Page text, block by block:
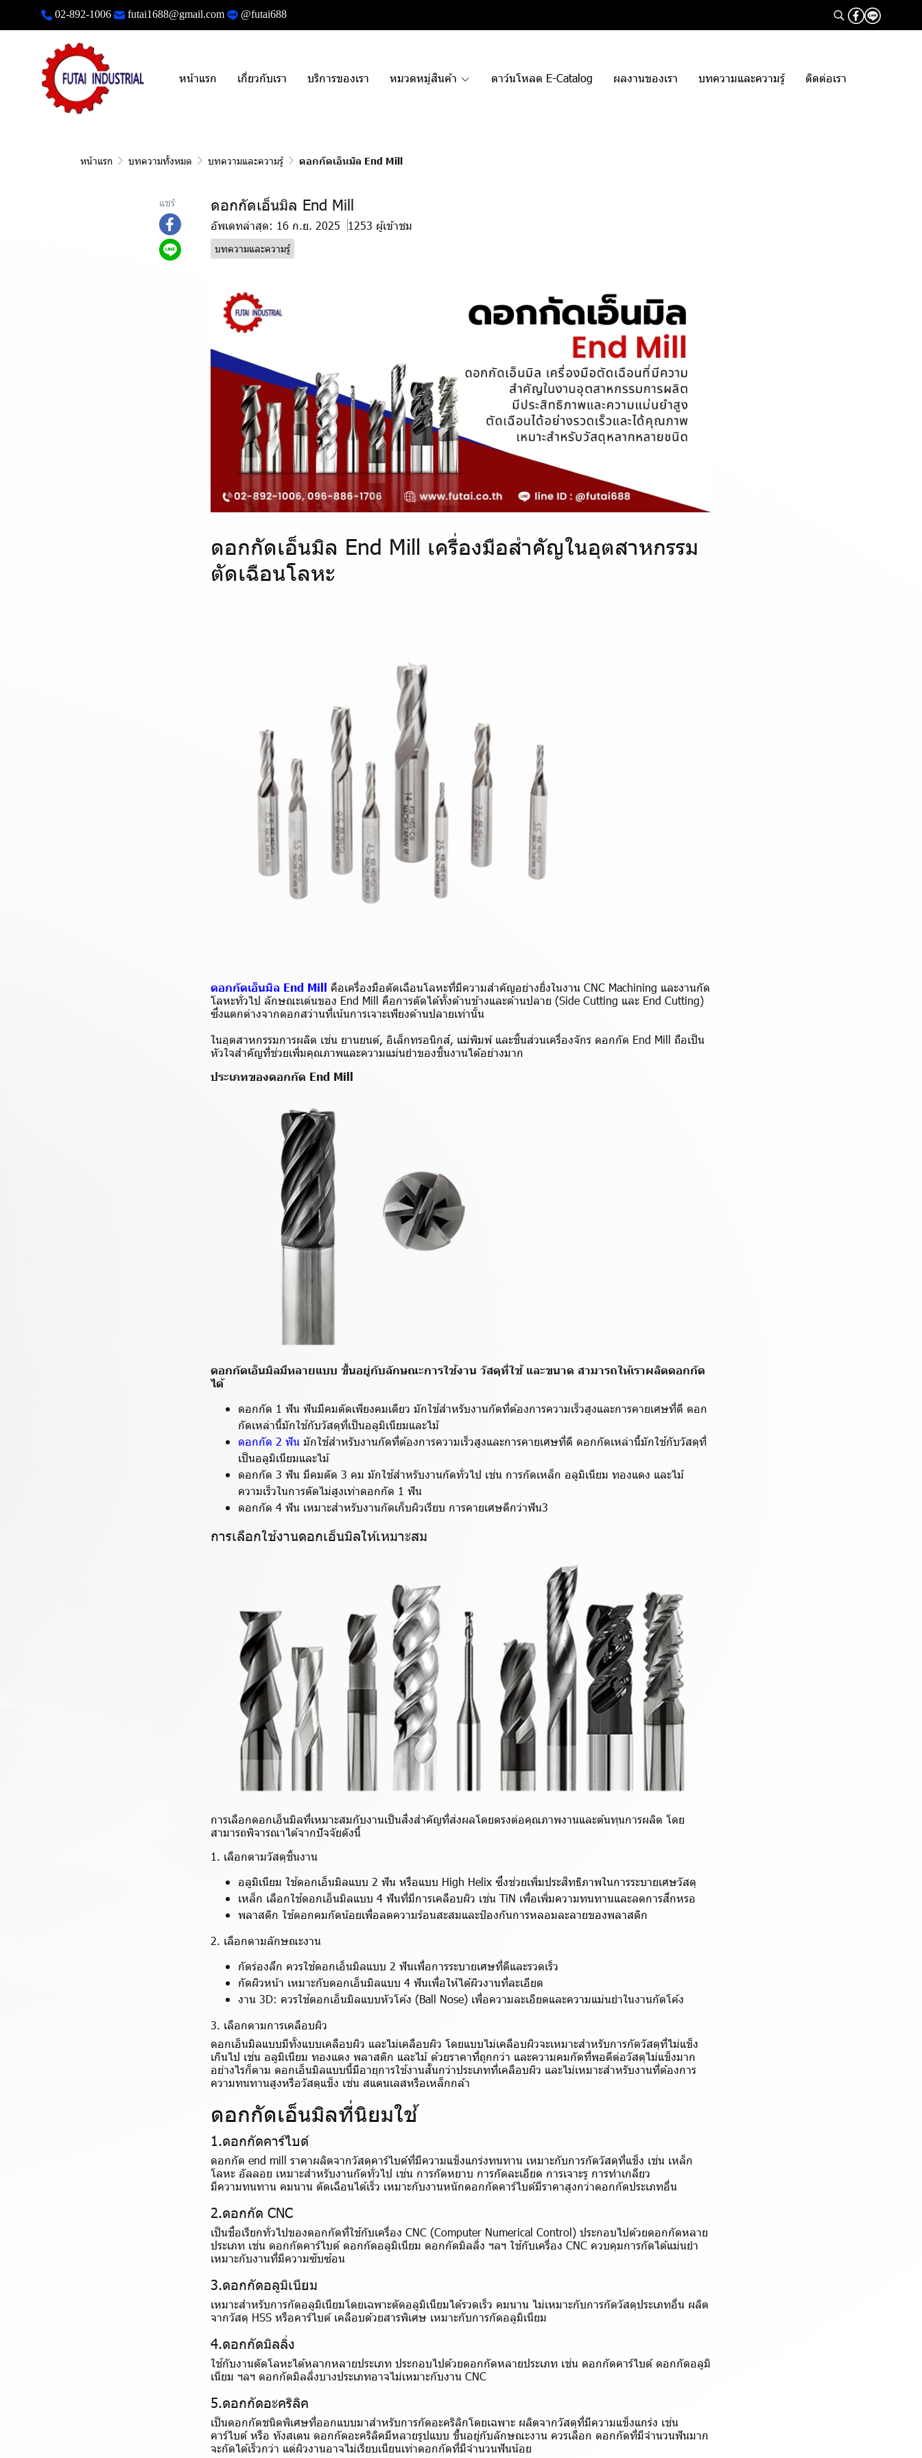
02-892-1006 futai1688@gmail.com @futai688
หน้าแรก เกี่ยวกับเรา บริการของเรา หมวดหมู่สินค้า ดาว์นโหลด E-Catalog ผลงานของเรา บทความและความรู้ ติดต่อเรา
หน้าแรก บทความทั้งหมด บทความและความรู้ ดอกกัดเอ็นมิล End Mill
แชร์ ดอกกัดเอ็นมิล End Mill
อัพเดทล่าสุด: 16 ก.ย. 2025 1253 ผู้เข้าชม
บทความและความรู้
ดอกกัดเอ็นมิล End Mill เครื่องมือสำคัญในอุตสาหกรรม
ตัดเฉือนโลหะ
ดอกกัดเอ็นมิล End Mill คือเครื่องมือตัดเฉือนโลหะที่มีความสำคัญอย่างยิ่งในงาน CNC Machining และงานกัด
โลหะทั่วไป ลักษณะเด่นของ End Mill คือการตัดได้ทั้งด้านข้างและด้านปลาย (Side Cutting และ End Cutting)
ซึ่งแตกต่างจากดอกสว่านที่เน้นการเจาะเพียงด้านปลายเท่านั้น
ในอุตสาหกรรมการผลิต เช่น ยานยนต์, อิเล็กทรอนิกส์, แม่พิมพ์ และชิ้นส่วนเครื่องจักร ดอกกัด End Mill ถือเป็น
หัวใจสำคัญที่ช่วยเพิ่มคุณภาพและความแม่นยำของชิ้นงานได้อย่างมาก
ประเภทของดอกกัด End Mill
ดอกกัดเอ็นมิลมีหลายแบบ ขึ้นอยู่กับลักษณะการใช้งาน วัสดุที่ใช้ และขนาด สามารถให้เราผลิตดอกกัด
ได้
ดอกกัด 1 ฟัน ฟันมีคมตัดเพียงคมเดียว มักใช้สำหรับงานกัดที่ต้องการความเร็วสูงและการคายเศษที่ดี ดอก
กัดเหล่านี้มักใช้กับวัสดุที่เป็นอลูมิเนียมและไม้
ดอกกัด 2 ฟัน มักใช้สำหรับงานกัดที่ต้องการความเร็วสูงและการคายเศษที่ดี ดอกกัดเหล่านี้มักใช้กับวัสดุที่
เป็นอลูมิเนียมและไม้
ดอกกัด 3 ฟัน มีคมตัด 3 คม มักใช้สำหรับงานกัดทั่วไป เช่น การกัดเหล็ก อลูมิเนียม ทองแดง และไม้
ความเร็วในการตัดไม่สูงเท่าดอกกัด 1 ฟัน
ดอกกัด 4 ฟัน เหมาะสำหรับงานกัดเก็บผิวเรียบ การคายเศษดีกว่าฟัน3
การเลือกใช้งานดอกเอ็นมิลให้เหมาะสม
การเลือกดอกเอ็นมิลที่เหมาะสมกับงานเป็นสิ่งสำคัญที่ส่งผลโดยตรงต่อคุณภาพงานและต้นทุนการผลิต โดย
สามารถพิจารณาได้จากปัจจัยดังนี้
1. เลือกตามวัสดุชิ้นงาน
อลูมิเนียม ใช้ดอกเอ็นมิลแบบ 2 ฟัน หรือแบบ High Helix ซึ่งช่วยเพิ่มประสิทธิภาพในการระบายเศษวัสดุ
เหล็ก เลือกใช้ดอกเอ็นมิลแบบ 4 ฟันที่มีการเคลือบผิว เช่น TiN เพื่อเพิ่มความทนทานและลดการสึกหรอ
พลาสติก ใช้ดอกคมกัดน้อยเพื่อลดความร้อนสะสมและป้องกันการหลอมละลายของพลาสติก
2. เลือกตามลักษณะงาน
กัดร่องลึก ควรใช้ดอกเอ็นมิลแบบ 2 ฟันเพื่อการระบายเศษที่ดีและรวดเร็ว
กัดผิวหน้า เหมาะกับดอกเอ็นมิลแบบ 4 ฟันเพื่อให้ได้ผิวงานที่ละเอียด
งาน 3D: ควรใช้ดอกเอ็นมิลแบบหัวโค้ง (Ball Nose) เพื่อความละเอียดและความแม่นยำในงานกัดโค้ง
3. เลือกตามการเคลือบผิว
ดอกเอ็นมิลแบบมีทั้งแบบเคลือบผิว และไม่เคลือบผิว โดยแบบไม่เคลือบผิวจะเหมาะสำหรับการกัดวัสดุที่ไม่แข็ง
เกินไป เช่น อลูมิเนียม ทองแดง พลาสติก และไม้ ด้วยราคาที่ถูกกว่า และความคมกัดที่พอดีต่อวัสดุไม่แข็งมาก
อย่างไรก็ตาม ดอกเอ็นมิลแบบนี้มีอายุการใช้งานสั้นกว่าประเภทที่เคลือบผิว และไม่เหมาะสำหรับงานที่ต้องการ
ความทนทานสูงหรือวัสดุแข็ง เช่น สแตนเลสหรือเหล็กกล้า
ดอกกัดเอ็นมิลที่นิยมใช้
1.ดอกกัดคาร์ไบด์
ดอกกัด end mill ราคาผลิตจากวัสดุคาร์ไบด์ที่มีความแข็งแกร่งทนทาน เหมาะกับการกัดวัสดุที่แข็ง เช่น เหล็ก
โลหะ อัลลอย เหมาะสำหรับงานกัดทั่วไป เช่น การกัดหยาบ การกัดละเอียด การเจาะรู การทำเกลียว
มีความทนทาน คมนาน ตัดเฉือนได้เร็ว เหมาะกับงานหนักดอกกัดคาร์ไบด์มีราคาสูงกว่าดอกกัดประเภทอื่น
2.ดอกกัด CNC
เป็นชื่อเรียกทั่วไปของดอกกัดที่ใช้กับเครื่อง CNC (Computer Numerical Control) ประกอบไปด้วยดอกกัดหลาย
ประเภท เช่น ดอกกัดคาร์ไบด์ ดอกกัดอลูมิเนียม ดอกกัดมิลลิ่ง ฯลฯ ใช้กับเครื่อง CNC ควบคุมการกัดได้แม่นยำ
เหมาะกับงานที่มีความซับซ้อน
3.ดอกกัดอลูมิเนียม
เหมาะสำหรับการกัดอลูมิเนียมโดยเฉพาะตัดอลูมิเนียมได้รวดเร็ว คมนาน ไม่เหมาะกับการกัดวัสดุประเภทอื่น ผลิต
จากวัสดุ HSS หรือคาร์ไบด์ เคลือบด้วยสารพิเศษ เหมาะกับการกัดอลูมิเนียม
4.ดอกกัดมิลลิ่ง
ใช้กับงานตัดโลหะได้หลากหลายประเภท ประกอบไปด้วยดอกกัดหลายประเภท เช่น ดอกกัดคาร์ไบด์ ดอกกัดอลูมิ
เนียม ฯลฯ ดอกกัดมิลลิ่งบางประเภทอาจไม่เหมาะกับงาน CNC
5.ดอกกัดอะคริลิค
เป็นดอกกัดชนิดพิเศษที่ออกแบบมาสำหรับการกัดอะคริลิกโดยเฉพาะ ผลิตจากวัสดุที่มีความแข็งแกร่ง เช่น
คาร์ไบด์ หรือ ทังสเตน ดอกกัดอะคริลิคมีหลายรูปแบบ ขึ้นอยู่กับลักษณะงาน ควรเลือก ดอกกัดที่มีจำนวนฟันมาก
จะกัดได้เร็วกว่า แต่ผิวงานอาจไม่เรียบเนียนเท่าดอกกัดที่มีจำนวนฟันน้อย